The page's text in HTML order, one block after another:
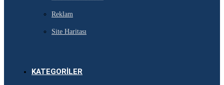
Reklam
Site Haritası
KATEGORILER